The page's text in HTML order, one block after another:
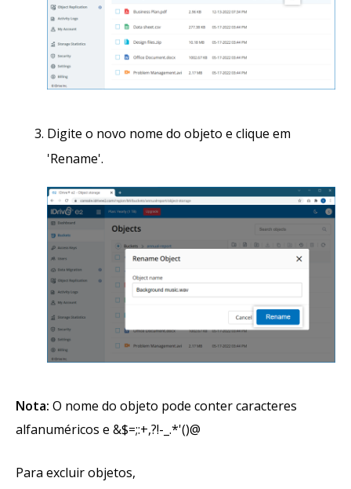
Digite o novo nome do objeto e clique em
'Rename'.
Nota: O nome do objeto pode conter caracteres
alfanuméricos e &$=;:+,?!-_.*'()@
Para excluir objetos,